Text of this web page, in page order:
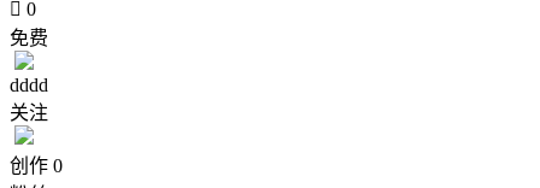
 0
免费
dddd
关注
创作 0